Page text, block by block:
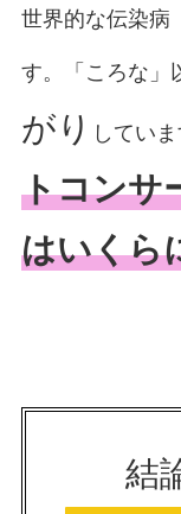
世界的な伝染病
す。「ころな」
がり していま
トコンサ
はいくら
結